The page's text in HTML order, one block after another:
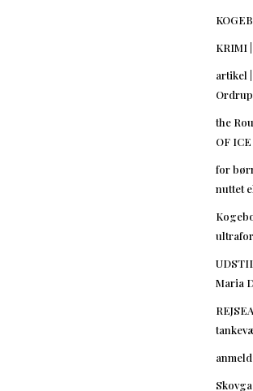
KRIMI
artikel
the
OF ICE
for
nuttet
Maria